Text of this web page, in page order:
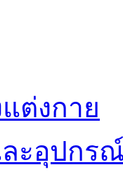
ต่งกาย
ะอุปกร